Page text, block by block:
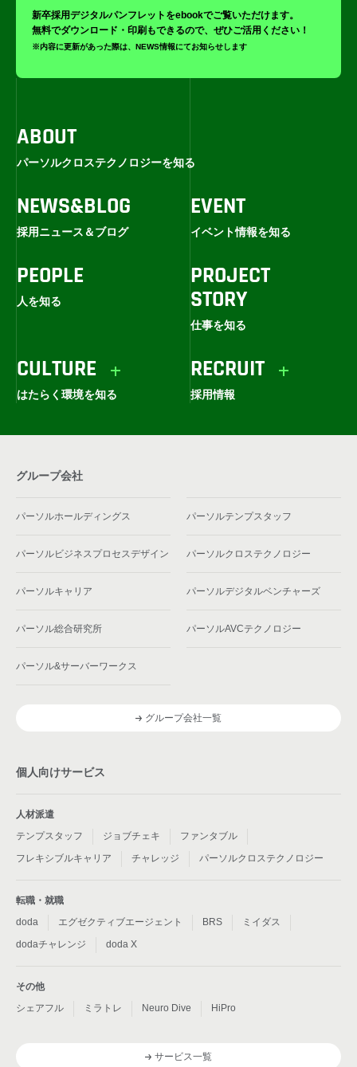
新卒採用デジタルパンフレットをebookでご覧いただけます。
無料でダウンロード・印刷もできるので、ぜひご活用ください！
※内容に更新があった際は、NEWS情報にてお知らせします
ABOUT
パーソルクロステクノロジーを知る
NEWS&BLOG
採用ニュース＆ブログ
EVENT
イベント情報を知る
PEOPLE
人を知る
PROJECT
STORY
仕事を知る
CULTURE
はたらく環境を知る
RECRUIT
採用情報
グループ会社
パーソルホールディングス パーソルテンプスタッフ
パーソルビジネスプロセスデザイン パーソルクロステクノロジー
パーソルキャリア パーソルデジタルベンチャーズ
パーソル総合研究所 パーソルAVCテクノロジー
パーソル&サーバーワークス
グループ会社一覧
個人向けサービス
人材派遣
テンプスタッフ
ジョブチェキ
ファンタブル
フレキシブルキャリア
チャレッジ パーソルクロステクノロジー
転職・就職
doda
エグゼクティブエージェント BRS
ミイダス
dodaチャレンジ
doda X
その他
シェアフル
ミラトレ Neuro Dive HiPro
サービス一覧